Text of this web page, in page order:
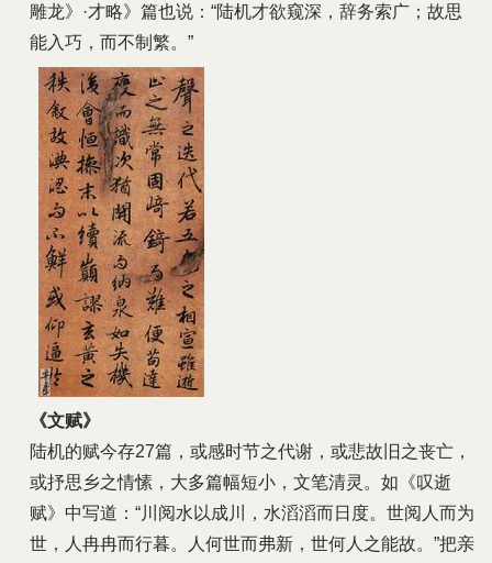
雕龙》·才略》篇也说：“陆机才欲窥深，辞务索广；故思
能入巧，而不制繁。”
《文赋》
陆机的赋今存27篇，或感时节之代谢，或悲故旧之丧亡，
或抒思乡之情愫，大多篇幅短小，文笔清灵。如《叹逝
赋》中写道：“川阅水以成川，水滔滔而日度。世阅人而为
世，人冉冉而行暮。人何世而弗新，世何人之能故。”把亲